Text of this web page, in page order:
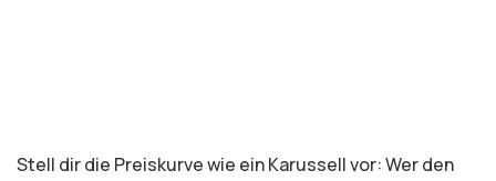
Stell dir die Preiskurve wie ein Karussell vor: Wer den